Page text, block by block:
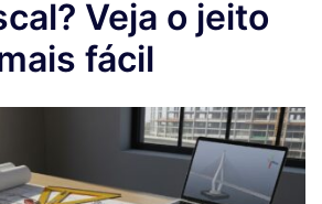
Veja o jeito
fácil